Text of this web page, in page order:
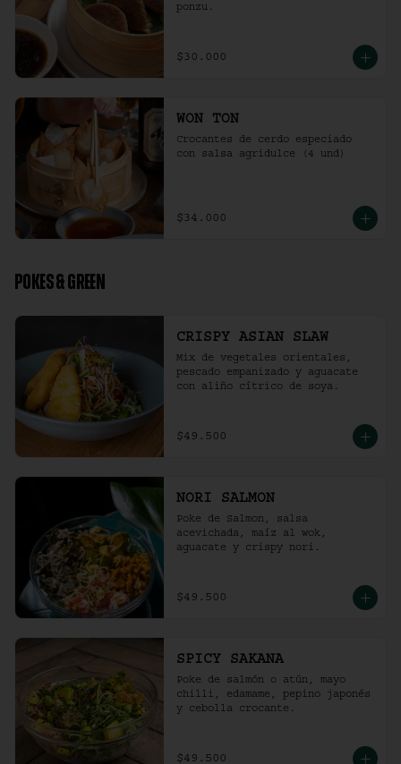
ponzu.
$30.000
WON TON
Crocantes de cerdo especiado
con salsa agridulce (4 und)
$34.000
POKES & GREEN
CRISPY ASIAN SLAW
Mix de vegetales orientales,
pescado empanizado y aguacate
con aliño cítrico de soya.
$49.500
NORI SALMON
Poke de Salmon, salsa
acevichada, maíz al wok,
aguacate y crispy nori.
$49.500
SPICY SAKANA
Poke de salmón o atún, mayo
chilli, edamame, pepino japonés
y cebolla crocante.
$49.500